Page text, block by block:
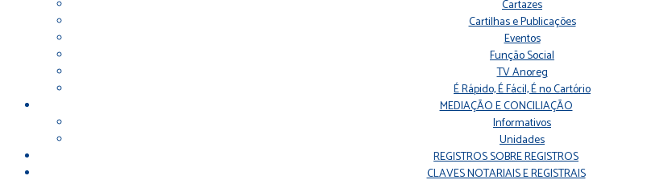
Cartazes
Cartilhas e Publicações
Eventos
Função Social
TV Anoreg
É Rápido, É Fácil, É no Cartório
MEDIAÇÃO E CONCILIAÇÃO
Informativos
Unidades
REGISTROS SOBRE REGISTROS
CLAVES NOTARIAIS E REGISTRAIS